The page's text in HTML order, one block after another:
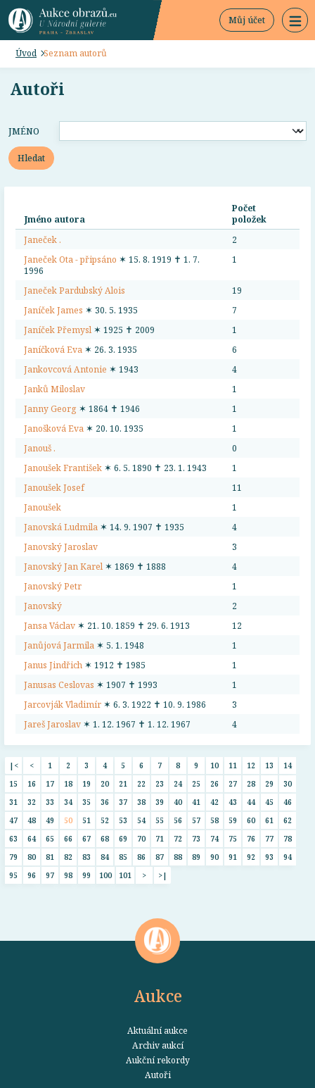
Můj účet
Úvod Seznam autorů
Autoři
JMÉNO
Hledat
Jméno autora
Počet
položek
Janeček .
2
Janeček Ota - připsáno ✶ 15. 8. 1919 ✝ 1. 7.
1996
1
Janeček Pardubský Alois
19
Janíček James ✶ 30. 5. 1935
7
Janíček Přemysl ✶ 1925 ✝ 2009
1
Janíčková Eva ✶ 26. 3. 1935
6
Jankovcová Antonie ✶ 1943
4
Janků Miloslav
1
Janny Georg ✶ 1864 ✝ 1946
1
Janošková Eva ✶ 20. 10. 1935
1
Janouš .
0
Janoušek František ✶ 6. 5. 1890 ✝ 23. 1. 1943
1
Janoušek Josef
11
Janoušek
1
Janovská Ludmila ✶ 14. 9. 1907 ✝ 1935
4
Janovský Jaroslav
3
Janovský Jan Karel ✶ 1869 ✝ 1888
4
Janovský Petr
1
Janovský
2
Jansa Václav ✶ 21. 10. 1859 ✝ 29. 6. 1913
12
Janůjová Jarmila ✶ 5. 1. 1948
1
Janus Jindřich ✶ 1912 ✝ 1985
1
Janusas Ceslovas ✶ 1907 ✝ 1993
1
Jarcovják Vladimír ✶ 6. 3. 1922 ✝ 10. 9. 1986
3
Jareš Jaroslav ✶ 1. 12. 1967 ✝ 1. 12. 1967 4
|< < 1 2 3 4 5 6 7 8 9 10 11 12 13
14
15
16 17 18 19 20 21 22 23 24 25 26 27 28 29
30
31
32 33 34 35 36 37 38 39 40 41 42 43 44 45
46
47
48 49 50 51 52 53 54 55 56 57 58 59 60 61
62
63
64 65 66 67 68 69 70 71 72 73 74 75 76 77
78
79
80 81 82 83 84 85 86 87 88 89 90 91 92 93
94
95
96 97 98 99 100 101 > >|
Aukce
Aktuální aukce
Archiv aukcí
Aukční rekordy
Autoři